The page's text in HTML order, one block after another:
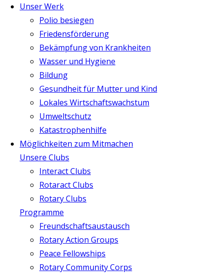
Unser Werk
Polio besiegen
Friedensförderung
Bekämpfung von Krankheiten
Wasser und Hygiene
Bildung
Gesundheit für Mutter und Kind
Lokales Wirtschaftswachstum
Umweltschutz
Katastrophenhilfe
Möglichkeiten zum Mitmachen
Unsere Clubs
Interact Clubs
Rotaract Clubs
Rotary Clubs
Programme
Freundschaftsaustausch
Rotary Action Groups
Peace Fellowships
Rotary Community Corps